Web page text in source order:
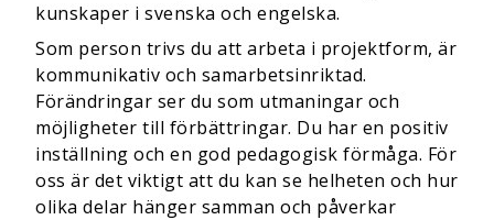
kunskaper i svenska och engelska.
Som person trivs du att arbeta i projektform, är
kommunikativ och samarbetsinriktad.
Förändringar ser du som utmaningar och
möjligheter till förbättringar. Du har en positiv
inställning och en god pedagogisk förmåga. För
oss är det viktigt att du kan se helheten och hur
olika delar hänger samman och påverkar